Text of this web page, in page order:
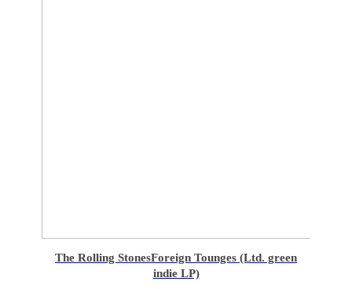
The Rolling StonesForeign Tounges (Ltd. green
indie LP)